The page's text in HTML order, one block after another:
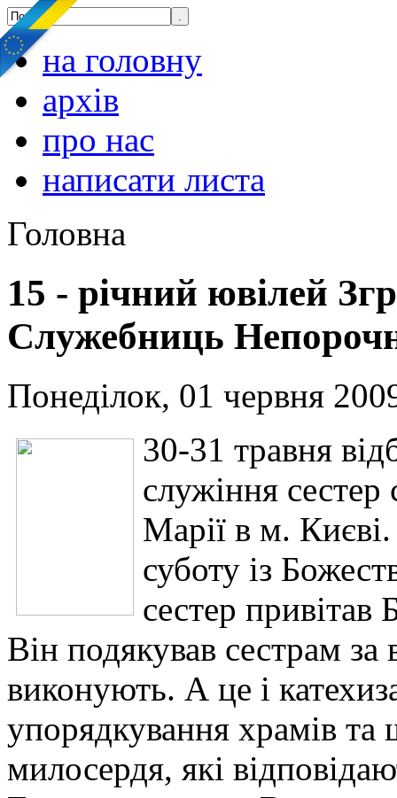
на головну
архів
про нас
написати листа
Головна
15 - річний ювілей
Cлужебниць
Понеділок, 01 червня
30-31 травня
служіння
Марії в м.
суботу із
сестер
Він подякував сестрам
виконують. А це і
упорядкування храмів та
милосердя, які